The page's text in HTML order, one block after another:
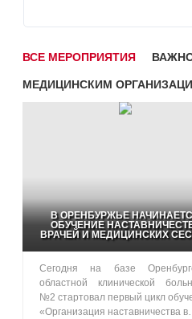
ВСЕ МЕРОПРИЯТИЯ
МЕДИЦИНСКИМ
В ОРЕНБУРЖЬЕ
ОБУЧЕНИЕ
ВРАЧЕЙ И МЕДИЦИНСКИХ
Сегодня на базе
областной клинической
№2 стартовал первый цикл
«Организация наставничества